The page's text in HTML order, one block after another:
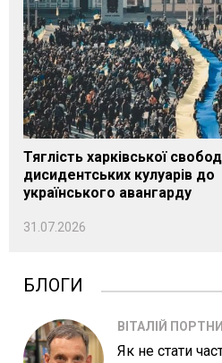
Тяглість харківської
дисидентських кулуарів до
українського авангарду
31.07.2026
БЛОГИ
ВІТАЛІЙ
Як не стати